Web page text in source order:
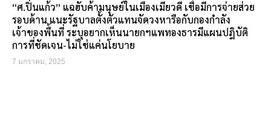
“ศ.ปิ่นแก้ว” แฉฮับค้ามนุษย์ในเมืองเมียวดี เชื่อมีการจ่ายส่วย
รอบด้าน แนะรัฐบาลตั้งตัวแทนจัดวงหารือกับกองกำลัง
เจ้าของพื้นที่ ระบุอยากเห็นนายกฯแพทองธารมีแผนปฎิบัติ
การที่ชัดเจน-ไม่ใช่แค่นโยบาย
7 มกราคม, 2025